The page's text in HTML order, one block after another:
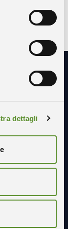
dettagli
noi